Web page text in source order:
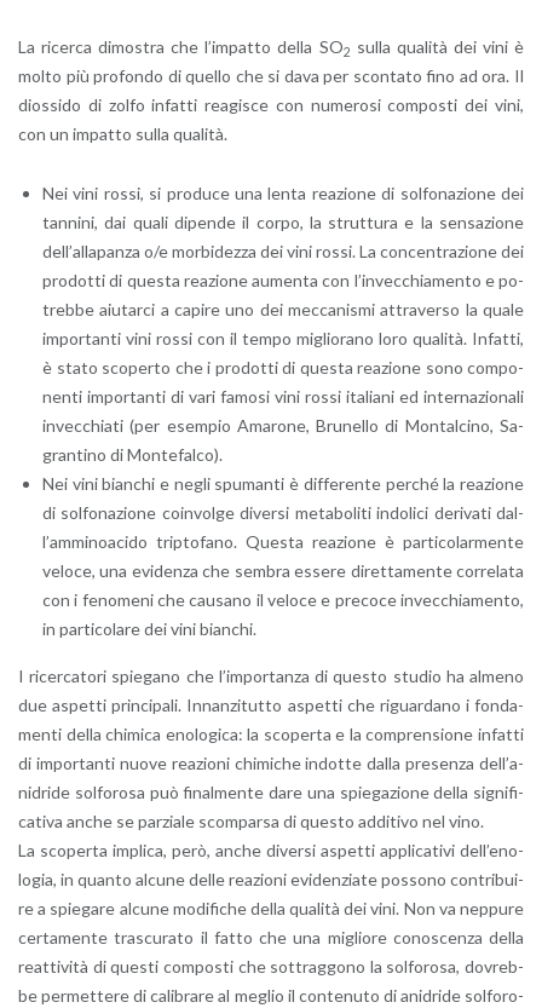
La ri­cer­ca di­mo­stra che l’im­pat­to della SO2 sulla qua­li­tà dei vini è
molto più pro­fon­do di quel­lo che si dava per scon­ta­to fino ad ora. Il
dios­si­do di zolfo in­fat­ti rea­gi­sce con nu­me­ro­si com­po­sti dei vini,
con un im­pat­to sulla qua­li­tà.
Nei vini rossi, si pro­du­ce una lenta rea­zio­ne di sol­fo­na­zio­ne dei
tan­ni­ni, dai quali di­pen­de il corpo, la strut­tu­ra e la sen­sa­zio­ne
del­l’al­la­pan­za o/e mor­bi­dez­za dei vini rossi. La con­cen­tra­zio­ne dei
pro­dot­ti di que­sta rea­zio­ne au­men­ta con l’in­vec­chia­men­to e po­
treb­be aiu­tar­ci a ca­pi­re uno dei mec­ca­ni­smi at­tra­ver­so la quale
im­por­tan­ti vini rossi con il tempo mi­glio­ra­no loro qua­li­tà. In­fat­ti,
è stato sco­per­to che i pro­dot­ti di que­sta rea­zio­ne sono com­po­
nen­ti im­por­tan­ti di vari fa­mo­si vini rossi ita­lia­ni ed in­ter­na­zio­na­li
in­vec­chia­ti (per esem­pio Ama­ro­ne, Bru­nel­lo di Mon­tal­ci­no, Sa­
gran­ti­no di Mon­te­fal­co).
Nei vini bian­chi e negli spu­man­ti è dif­fe­ren­te per­ché la rea­zio­ne
di sol­fo­na­zio­ne coin­vol­ge di­ver­si me­ta­bo­li­ti in­do­li­ci de­ri­va­ti dal­
l’am­mi­noa­ci­do trip­to­fa­no. Que­sta rea­zio­ne è par­ti­co­lar­men­te
ve­lo­ce, una evi­den­za che sem­bra es­se­re di­ret­ta­men­te cor­re­la­ta
con i fe­no­me­ni che cau­sa­no il ve­lo­ce e pre­co­ce in­vec­chia­men­to,
in par­ti­co­la­re dei vini bian­chi.
I ri­cer­ca­to­ri spie­ga­no che l’im­por­tan­za di que­sto stu­dio ha al­me­no
due aspet­ti prin­ci­pa­li. In­nan­zi­tut­to aspet­ti che ri­guar­da­no i fon­da­
men­ti della chi­mi­ca eno­lo­gi­ca: la sco­per­ta e la com­pren­sio­ne in­fat­ti
di im­por­tan­ti nuove rea­zio­ni chi­mi­che in­dot­te dalla pre­sen­za del­l’a­
ni­dri­de sol­fo­ro­sa può fi­nal­men­te dare una spie­ga­zio­ne della si­gni­fi­
ca­ti­va anche se par­zia­le scom­par­sa di que­sto ad­di­ti­vo nel vino.
La sco­per­ta im­pli­ca, però, anche di­ver­si aspet­ti ap­pli­ca­ti­vi del­l’e­no­
lo­gia, in quan­to al­cu­ne delle rea­zio­ni evi­den­zia­te pos­so­no con­tri­bui­
re a spie­ga­re al­cu­ne mo­di­fi­che della qua­li­tà dei vini. Non va nep­pu­re
cer­ta­men­te tra­scu­ra­to il fatto che una mi­glio­re co­no­scen­za della
reat­ti­vi­tà di que­sti com­po­sti che sot­trag­go­no la sol­fo­ro­sa, do­vreb­
be per­met­te­re di ca­li­bra­re al me­glio il con­te­nu­to di ani­dri­de sol­fo­ro­